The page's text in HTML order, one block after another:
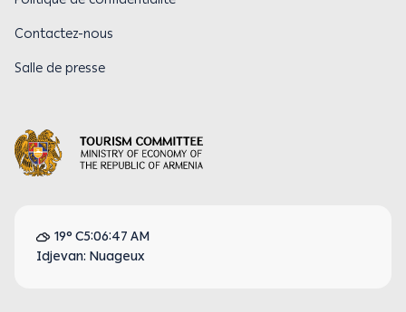
Contactez-nous
Salle de presse
19° C5:06:47 AM
Idjevan: Nuageux